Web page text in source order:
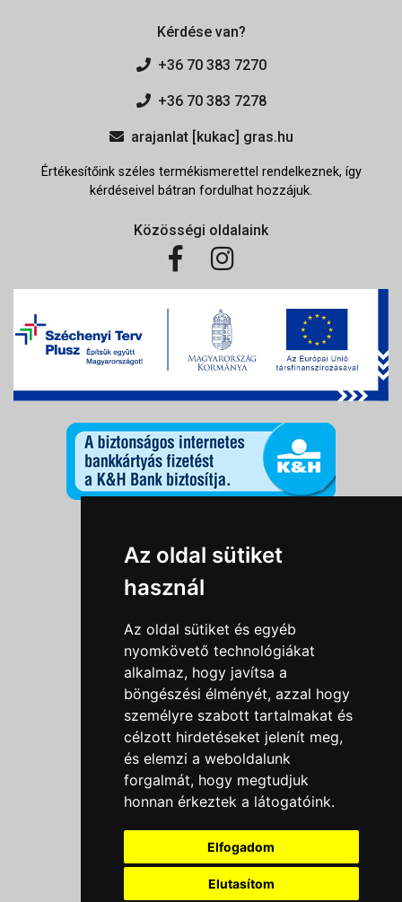
Az oldal sütiket
használ
Az oldal sütiket és egyéb
nyomkövető technológiákat
alkalmaz, hogy javítsa a
böngészési élményét, azzal hogy
személyre szabott tartalmakat és
célzott hirdetéseket jelenít meg,
és elemzi a weboldalunk
forgalmát, hogy megtudjuk
honnan érkeztek a látogatóink.
Elfogadom
Elutasítom
Kérdése van?
+36 70 383 7270
+36 70 383 7278
arajanlat [kukac] gras.hu
Értékesítőink széles termékismerettel rendelkeznek, így
kérdéseivel bátran fordulhat hozzájuk.
Közösségi oldalaink
Információk
Általános szerződési feltételek
Impresszum
Nyereményjáték szabály
Outlet nap nyereményjáték szabályzat
Süti beállítások
Menü
Ajánlatkérés
Szakmai tippek / Újdonságok
Kapcsolat
Letölthető katalógusok
Rólunk